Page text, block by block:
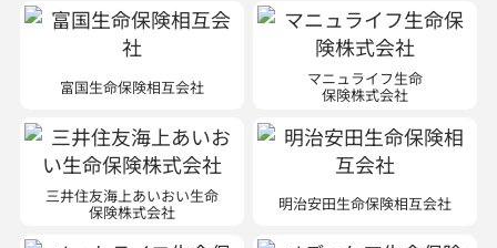
富国生命保険相互会社 マニュライフ生命
保険株式会社
三井住友海上あいおい生命
保険株式会社 明治安田生命保険相互会社